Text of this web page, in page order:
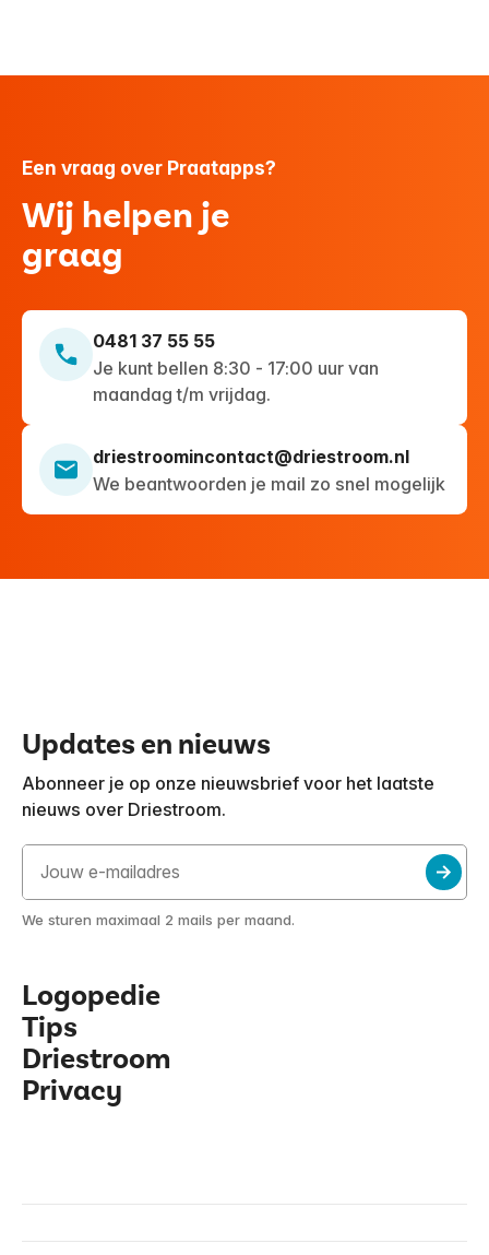
Een vraag over Praatapps?
Wij helpen je
graag
0481 37 55 55
Je kunt bellen 8:30 - 17:00 uur van
maandag t/m vrijdag.
driestroomincontact@driestroom.nl
We beantwoorden je mail zo snel mogelijk
Updates en nieuws
Abonneer je op onze nieuwsbrief voor het laatste
nieuws over Driestroom.
We sturen maximaal 2 mails per maand.
Logopedie
Tips
Driestroom
Privacy